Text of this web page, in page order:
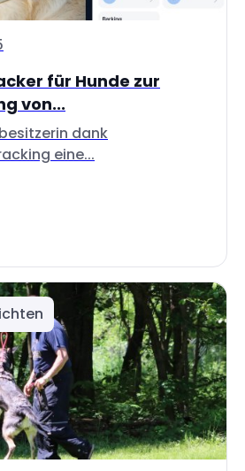
für Hunde zur
von...
dank
eine...